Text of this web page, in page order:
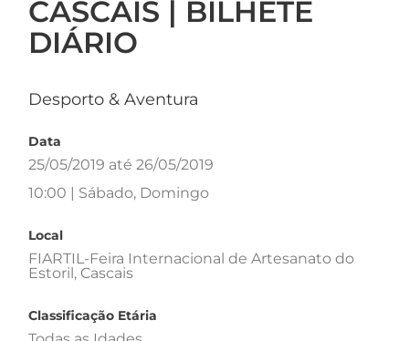
CASCAIS | BILHETE
DIÁRIO
Desporto & Aventura
Data
25/05/2019 até 26/05/2019
10:00 | Sábado, Domingo
Local
FIARTIL-Feira Internacional de Artesanato do
Estoril, Cascais
Classificação Etária